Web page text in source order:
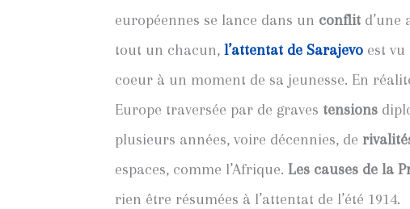
européennes se lance dans un conflit d’une
tout un chacun, l’attentat de Sarajevo est
coeur à un moment de sa jeunesse. En
Europe traversée par de graves tensions
plusieurs années, voire décennies, de
espaces, comme l’Afrique. Les causes de la
rien être résumées à l’attentat de l’été 1914.